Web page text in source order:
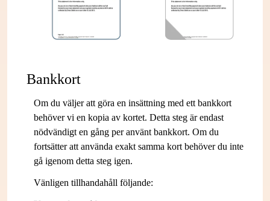
Bankkort
Om du väljer att göra en insättning med ett bankkort
behöver vi en kopia av kortet. Detta steg är endast
nödvändigt en gång per använt bankkort. Om du
fortsätter att använda exakt samma kort behöver du inte
gå igenom detta steg igen.
Vänligen tillhandahåll följande: